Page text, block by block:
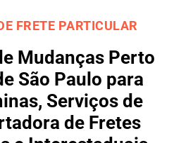
FRETE PARTICULAR
Mudanças Perto
São Paulo para
Serviços de
de Fretes